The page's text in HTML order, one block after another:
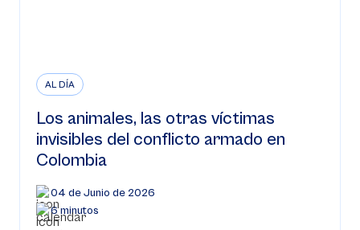
AL DÍA
Los animales, las otras víctimas
invisibles del conflicto armado en
Colombia
04 de Junio de 2026
6 minutos